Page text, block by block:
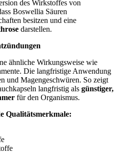
des Wirkstoffes von
Boswellia Säuren
besitzen und eine
darstellen.
ähnliche Wirkungsweise wie
Die langfristige Anwendung
und Magengeschwüren. So zeigt
langfristig als günstiger,
für den Organismus.
Qualitätsmerkmale: